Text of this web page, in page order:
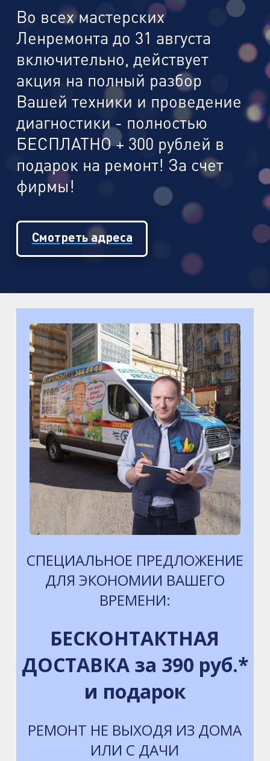
Во всех мастерских
Ленремонта до 31 августа
включительно, действует
акция на полный разбор
Вашей техники и проведение
диагностики - полностью
БЕСПЛАТНО + 300 рублей в
подарок на ремонт! За счет
фирмы!
Смотреть адреса
СПЕЦИАЛЬНОЕ ПРЕДЛОЖЕНИЕ
ДЛЯ ЭКОНОМИИ ВАШЕГО
ВРЕМЕНИ:
БЕСКОНТАКТНАЯ
ДОСТАВКА за 390 руб.*
и подарок
РЕМОНТ НЕ ВЫХОДЯ ИЗ ДОМА
ИЛИ С ДАЧИ